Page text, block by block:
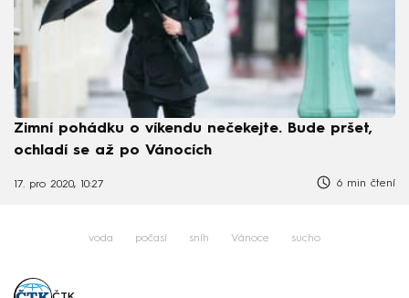
Zimní pohádku o víkendu nečekejte. Bude pršet,
ochladí se až po Vánocích
17. pro 2020, 10:27 6 min čtení
voda počasí sníh Vánoce sucho